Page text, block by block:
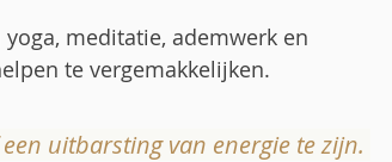
meditatie, ademwerk en
te vergemakkelijken.
uitbarsting van energie te zijn.